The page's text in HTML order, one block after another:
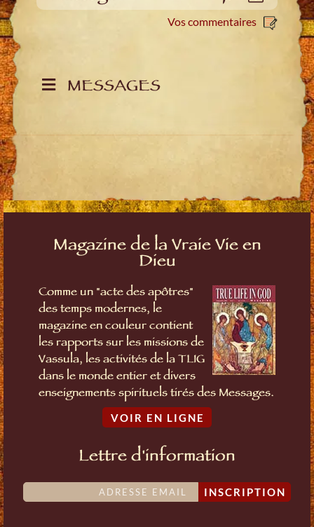
mail
Vos commentaires
MESSAGES
Magazine de la Vraie Vie en
Dieu
Comme un "acte des apôtres"
des temps modernes, le
magazine en couleur contient
les rapports sur les missions de
Vassula, les activités de la TLIG
dans le monde entier et divers
enseignements spirituels tirés des Messages.
VOIR EN LIGNE
Lettre d'information
INSCRIPTION